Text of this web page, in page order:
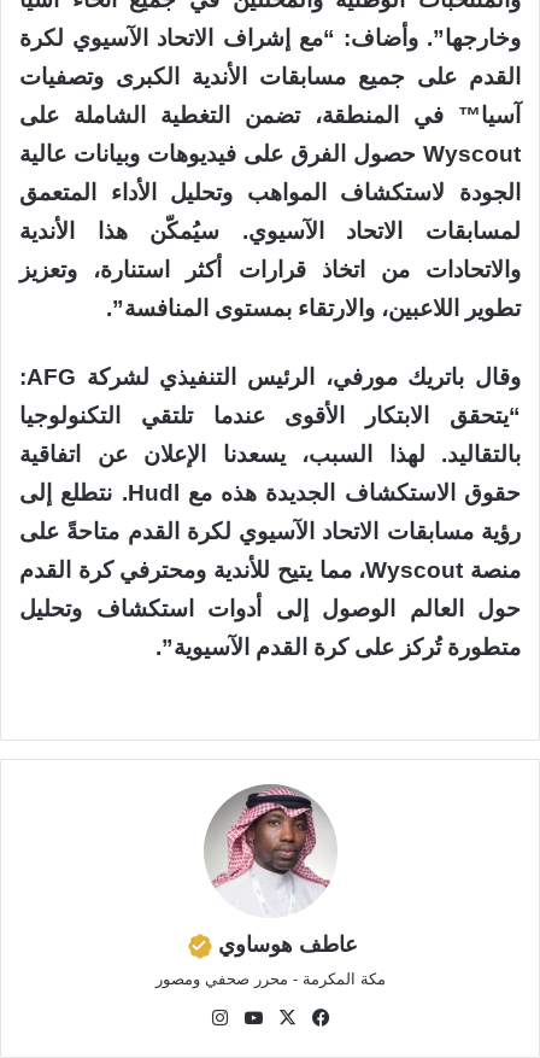
وخارجها”. وأضاف: “مع إشراف الاتحاد الآسيوي لكرة
القدم على جميع مسابقات الأندية الكبرى وتصفيات
آسيا™ في المنطقة، تضمن التغطية الشاملة على
Wyscout حصول الفرق على فيديوهات وبيانات عالية
الجودة لاستكشاف المواهب وتحليل الأداء المتعمق
لمسابقات الاتحاد الآسيوي. سيُمكّن هذا الأندية
والاتحادات من اتخاذ قرارات أكثر استنارة، وتعزيز
تطوير اللاعبين، والارتقاء بمستوى المنافسة”.
وقال باتريك مورفي، الرئيس التنفيذي لشركة AFG:
“يتحقق الابتكار الأقوى عندما تلتقي التكنولوجيا
بالتقاليد. لهذا السبب، يسعدنا الإعلان عن اتفاقية
حقوق الاستكشاف الجديدة هذه مع Hudl. نتطلع إلى
رؤية مسابقات الاتحاد الآسيوي لكرة القدم متاحةً على
منصة Wyscout، مما يتيح للأندية ومحترفي كرة القدم
حول العالم الوصول إلى أدوات استكشاف وتحليل
متطورة تُركز على كرة القدم الآسيوية”.
عاطف هوساوي
مكة المكرمة - محرر صحفي ومصور
في
‫X
‫Yo